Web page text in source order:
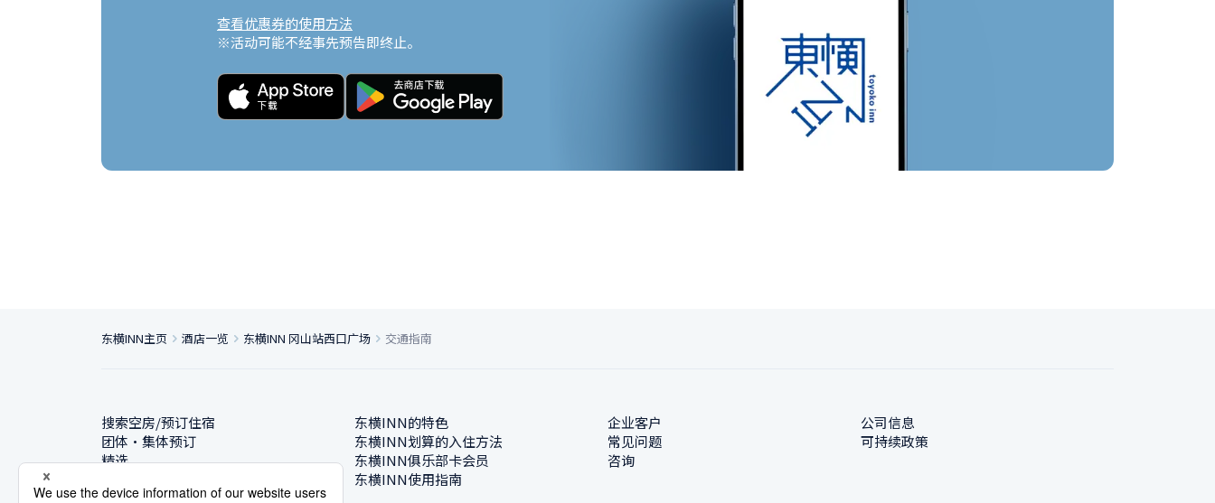
查看优惠券的使用方法
※活动可能不经事先预告即终止。
东横INN主页 酒店一览 东横INN 冈山站西口广场 交通指南
搜索空房/预订住宿
团体・集体预订
精选
东横INN的特色
东横INN划算的入住方法
东横INN俱乐部卡会员
东横INN使用指南
企业客户
常见问题
咨询
公司信息
可持续政策